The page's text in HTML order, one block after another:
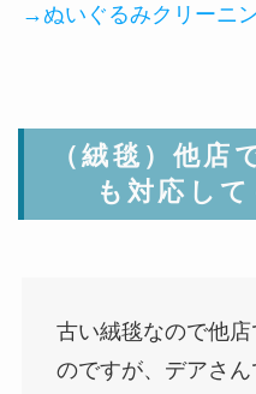
→ぬいぐるみクリーニ
（絨毯）他店
も対応し
古い絨毯なので他
のですが、デアさ